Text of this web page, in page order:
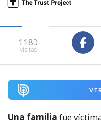
1180
visitas
Una familia fue